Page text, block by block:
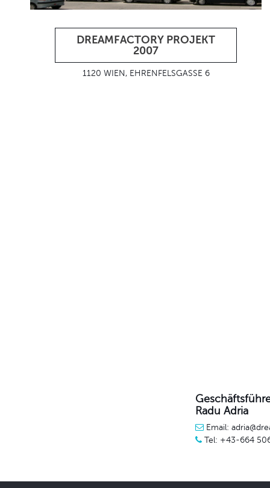
DREAMFACTORY PROJEKT
2007
1120 WIEN, EHRENFELSGASSE 6
Radu Adria
Email:
Tel: +43-664